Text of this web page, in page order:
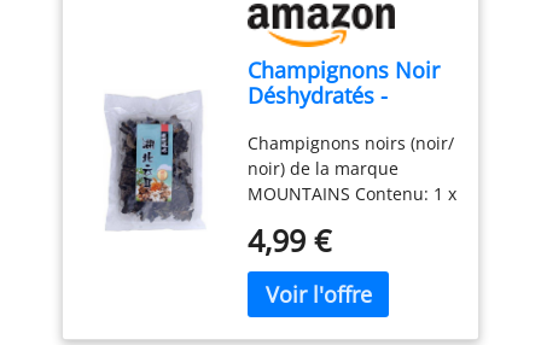
conservateur Sans
colorant Végan - Type de
cuisine : Asiatique
Champignons Noir
Déshydratés -
Champignons noirs (noir/
noir) de la marque
MOUNTAINS Contenu: 1 x
Chine De la marque
MOUNTAINS Qualité
supérieure
4,99 €